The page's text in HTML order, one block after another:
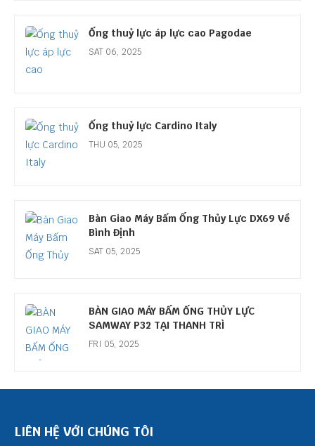
Ống thuỷ lực áp lực cao Pagodae
SAT 06, 2025
Ống thuỷ lực Cardino Italy
THU 05, 2025
Bàn Giao Máy Bấm Ống Thủy Lực DX69 Về
Bình Định
SAT 05, 2025
BÀN GIAO MÁY BẤM ỐNG THỦY LỰC
SAMWAY P32 TẠI THANH TRÌ
FRI 05, 2025
LIÊN HỆ VỚI CHÚNG TÔI